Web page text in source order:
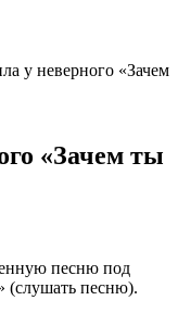
у неверного «Зачем
«Зачем ты
песню под
(слушать песню).